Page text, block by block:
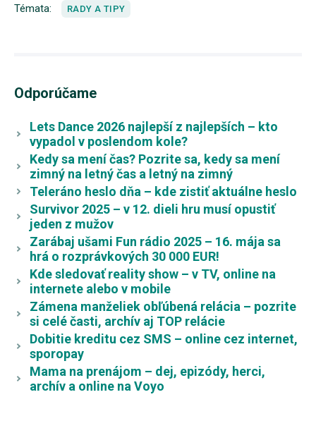
Témata: RADY A TIPY
Odporúčame
Lets Dance 2026 najlepší z najlepších – kto
vypadol v poslendom kole?
Kedy sa mení čas? Pozrite sa, kedy sa mení
zimný na letný čas a letný na zimný
Teleráno heslo dňa – kde zistiť aktuálne heslo
Survivor 2025 – v 12. dieli hru musí opustiť
jeden z mužov
Zarábaj ušami Fun rádio 2025 – 16. mája sa
hrá o rozprávkových 30 000 EUR!
Kde sledovať reality show – v TV, online na
internete alebo v mobile
Zámena manželiek obľúbená relácia – pozrite
si celé časti, archív aj TOP relácie
Dobitie kreditu cez SMS – online cez internet,
sporopay
Mama na prenájom – dej, epizódy, herci,
archív a online na Voyo